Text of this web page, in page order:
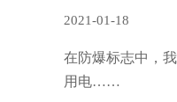
2021-01-18
在防爆标志中，我们常碰到过ⅡA，ⅡB，ⅡC 用户都觉得搞不懂他们到
用电……